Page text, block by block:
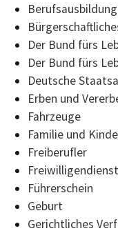
Berufsausbildung
Der Bund fürs
Der Bund fürs
Deutsche
Erben und
Fahrzeuge
Familie und
Freiberufler
Führerschein
Geburt
Gerichtliches